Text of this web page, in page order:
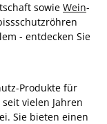
sowie Wein-
- entdecken Sie
Produkte für
vielen Jahren
Sie bieten einen